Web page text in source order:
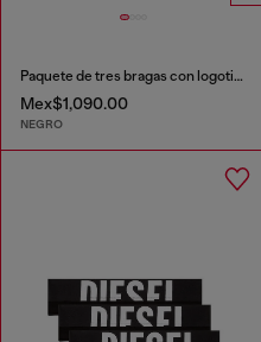
Paquete de tres bragas con logotipo recortado
Mex$1,090.00
NEGRO